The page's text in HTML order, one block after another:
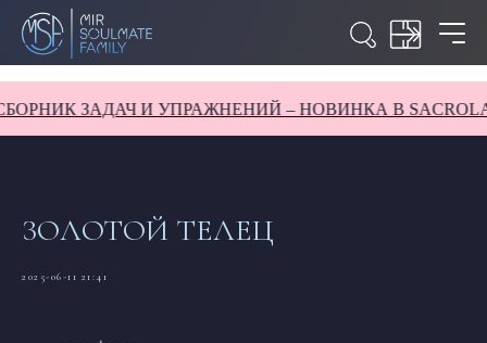
ЗАДАЧ И УПРАЖНЕНИЙ – НОВИНКА В
ЗОЛОТОЙ ТЕЛЕЦ
2025-06-11 21:41